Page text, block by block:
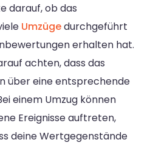
darauf, ob das
Umzügedurchgeführt
erhalten hat.
achten, dass das
über eine entsprechende
einem Umzug können
Ereignisse auftreten,
deine Wertgegenstände